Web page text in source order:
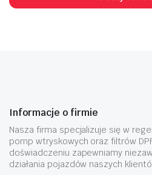
Informacje o firmie
Nasza firma specjalizuje się w
pomp wtryskowych oraz filtrów
doświadczeniu zapewniamy
działania pojazdów naszych